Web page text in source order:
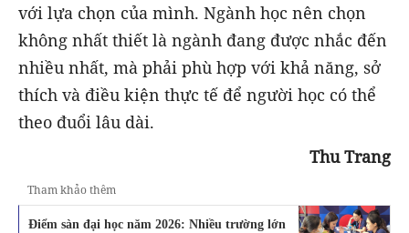
với lựa chọn của mình. Ngành học nên chọn
không nhất thiết là ngành đang được nhắc đến
nhiều nhất, mà phải phù hợp với khả năng, sở
thích và điều kiện thực tế để người học có thể
theo đuổi lâu dài.
Thu Trang
Tham khảo thêm
Điểm sàn đại học năm 2026: Nhiều trường lớn